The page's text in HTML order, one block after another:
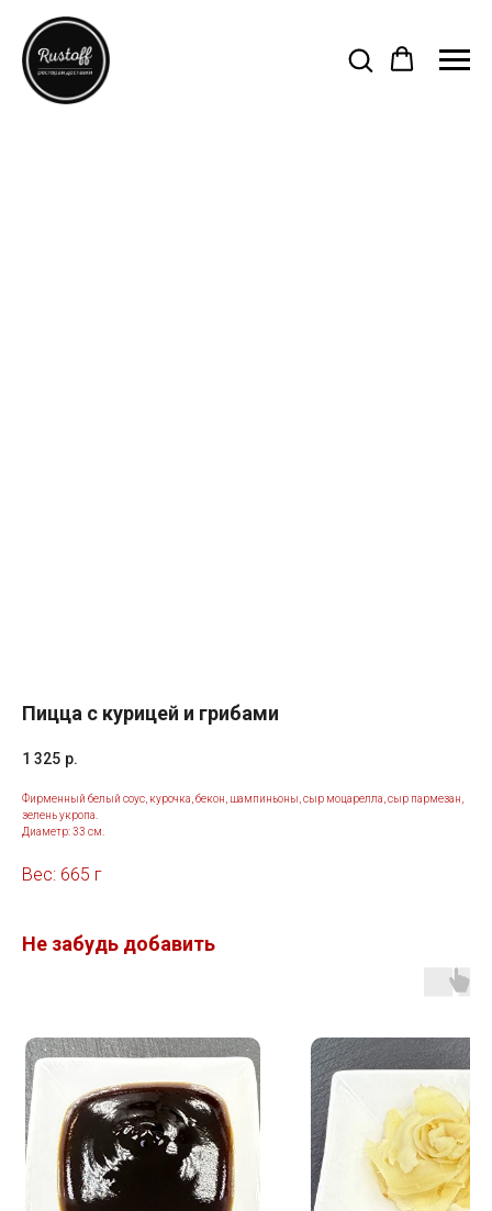
Пицца с курицей и грибами
1 325 р.
Фирменный белый соус, курочка, бекон, шампиньоны, сыр моцарелла, сыр пармезан,
зелень укропа.
Диаметр: 33 см.
Вес: 665 г
Не забудь добавить